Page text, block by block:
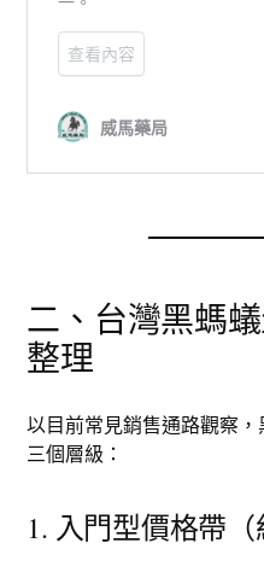
二、台灣黑螞
整理
以目前常見銷售通路觀察，
三個層級：
1. 入門型價格帶（